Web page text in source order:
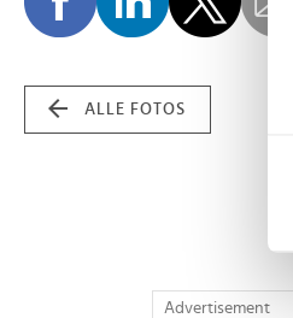
ALLE FOTOS
Advertisement